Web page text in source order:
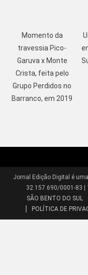
Momento da
travessia Pico-
Garuva x Monte
Crista, feita pelo
Grupo Perdidos no
Barranco, em 2019
Jornal Edição Digital é
32.157.690/0001-83 |
SÃO BENTO DO SUL
POLÍTICA DE